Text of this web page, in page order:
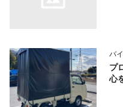
バ
プ
心